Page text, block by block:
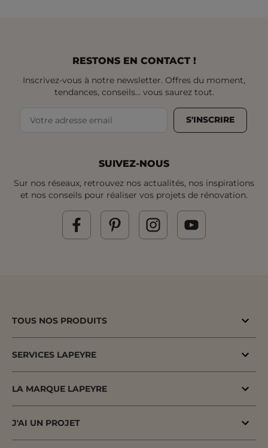
RESTONS EN CONTACT !
Inscrivez-vous à notre newsletter. Offres du moment,
tendances, conseils... vous saurez tout.
S'INSCRIRE
SUIVEZ-NOUS
Sur nos réseaux, retrouvez nos actualités, nos inspirations
et nos conseils pour réaliser vos projets de rénovation.
TOUS NOS PRODUITS
Cuisine & Electroménager
Salle de bains & WC
Escalier, Rampe & Main-courante
SERVICES LAPEYRE
Conseil à domicile
Conseil en magasin
LA MARQUE LAPEYRE
J'AI UN PROJET